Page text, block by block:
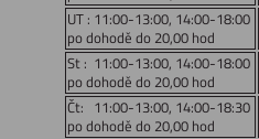
UT : 11:00-13:00, 14:00-18:00
po dohodě do 20,00 hod
St : 11:00-13:00, 14:00-18:00
po dohodě do 20,00 hod
Čt: 11:00-13:00, 14:00-18:30
po dohodě do 20,00 hod